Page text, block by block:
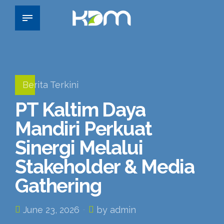
Berita Terkini
PT Kaltim Daya
Mandiri Perkuat
Sinergi Melalui
Stakeholder & Media
Gathering
June 23, 2026 by admin